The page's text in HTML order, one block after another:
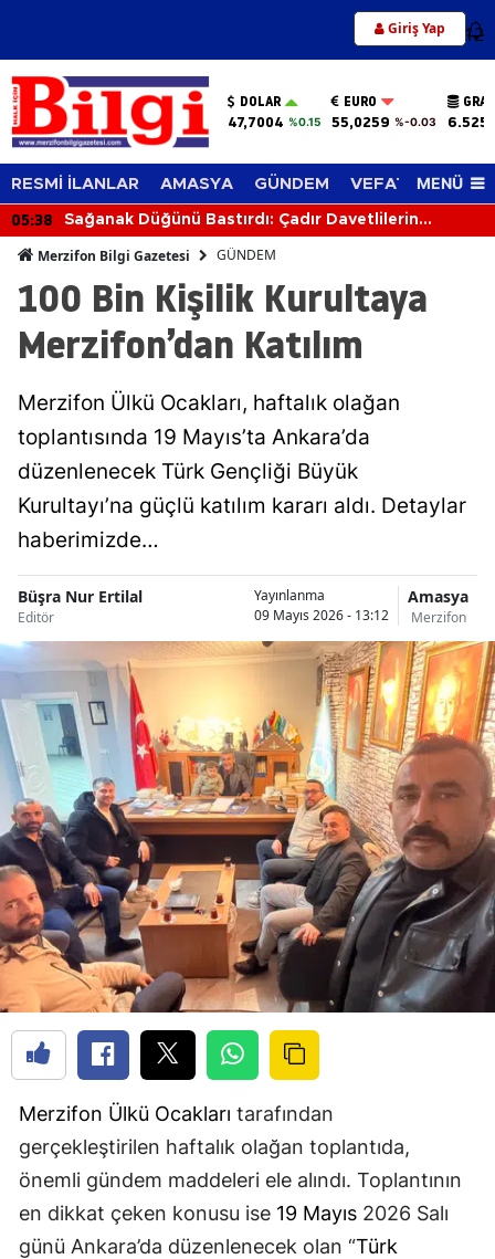
Giriş Yap 12
DOLAR
47,7004 %0.15
EURO
55,0259 %-0.03
RESMİ İLANLAR AMASYA GÜNDEM VEFAT EDENLER
MENÜ
05:38
Sağanak Düğünü Bastırdı: Çadır Davetlilerin
Merzifon Bilgi Gazetesi GÜNDEM
100 Bin Kişilik Kurultaya
Merzifon’dan Katılım
Merzifon Ülkü Ocakları, haftalık olağan
toplantısında 19 Mayıs’ta Ankara’da
düzenlenecek Türk Gençliği Büyük
Kurultayı’na güçlü katılım kararı aldı. Detaylar
haberimizde…
Büşra Nur Ertilal
Editör
Yayınlanma
09 Mayıs 2026 - 13:12
Amasya
Merzifon
Merzifon Ülkü Ocakları tarafından
gerçekleştirilen haftalık olağan toplantıda,
önemli gündem maddeleri ele alındı. Toplantının
en dikkat çeken konusu ise 19 Mayıs 2026 Salı
günü Ankara’da düzenlenecek olan “Türk